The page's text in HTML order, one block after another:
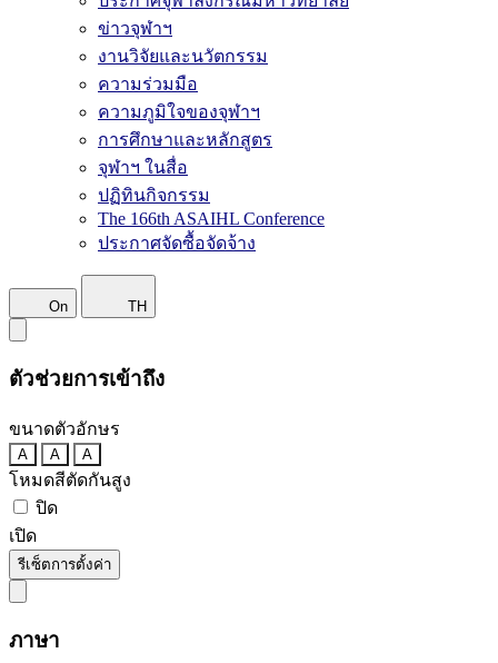
ข่าวจุฬาฯ
งานวิจัยและนวัตกรรม
ความร่วมมือ
ความภูมิใจของจุฬาฯ
การศึกษาและหลักสูตร
จุฬาฯ ในสื่อ
ปฏิทินกิจกรรม
The 166th ASAIHL Conference
ประกาศจัดซื้อจัดจ้าง
On TH
ตัวช่วยการเข้าถึง
ขนาดตัวอักษร
A A A
โหมดสีตัดกันสูง
ปิด
เปิด
รีเซ็ตการตั้งค่า
ภาษา